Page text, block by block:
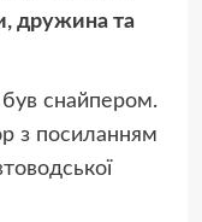
дружина та
снайпером.
з посиланням